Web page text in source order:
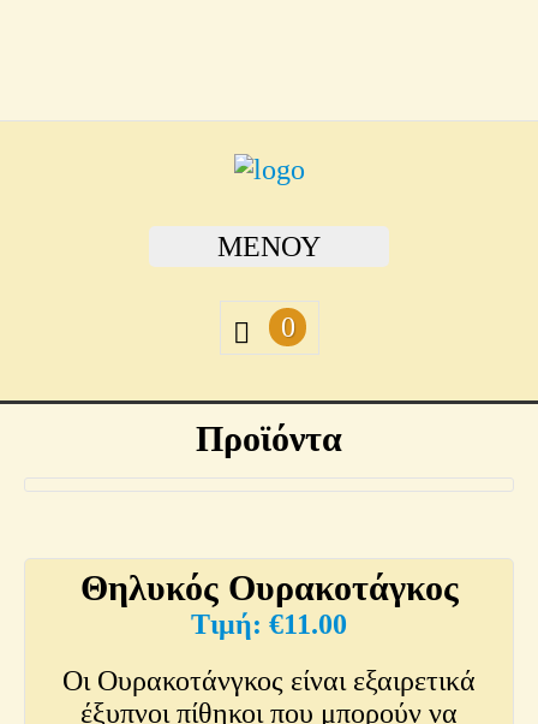
ΜΕΝΟΎ
0
Προϊόντα
Θηλυκός Ουρακοτάγκος
€11.00
Οι Ουρακοτάνγκος είναι εξαιρετικά
έξυπνοι πίθηκοι που μπορούν να